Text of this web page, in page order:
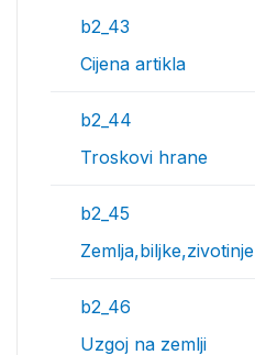
b2_43
Cijena artikla
b2_44
Troskovi hrane
b2_45
Zemlja,biljke,zivotinje
b2_46
Uzgoj na zemlji